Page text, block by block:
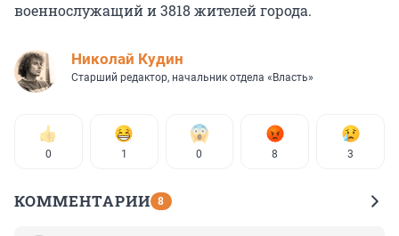
военнослужащий и 3818 жителей города.
Николай Кудин
Старший редактор, начальник отдела «Власть»
0 1 0 8 3
КОММЕНТАРИИ 8